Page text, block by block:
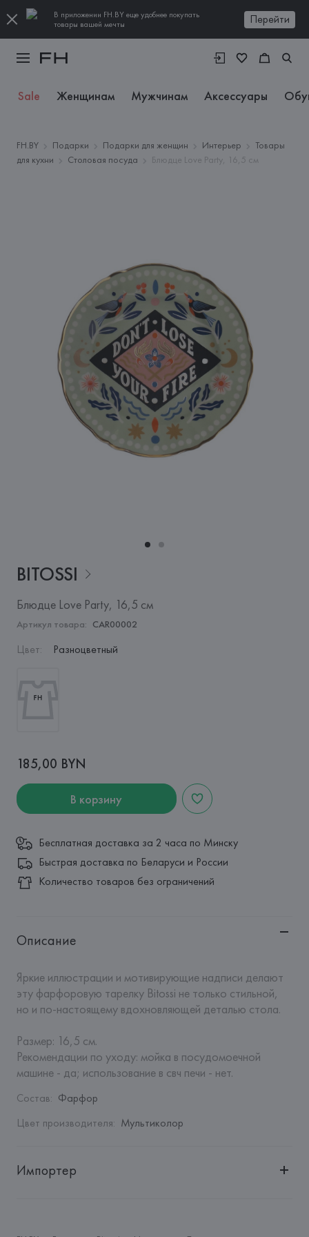
В приложении FH.BY еще удобнее покупать
товары вашей мечты
Перейти
Sale Женщинам Мужчинам Аксессуары
FH.BY Подарки Подарки для женщин Интерьер
Товары
для кухни
Столовая посуда Блюдце Love Party, 16,5 см
BITOSSI
Блюдце Love Party, 16,5 см
Артикул товара: CAR00002
Цвет: Разноцветный
185,00 BYN
В корзину
Бесплатная доставка за 2 часа по Минску
Быстрая доставка по Беларуси и России
Количество товаров без ограничений
Описание
Яркие иллюстрации и мотивирующие надписи делают
эту фарфоровую тарелку Bitossi не только стильной,
но и по-настоящему вдохновляющей деталью стола.
Размер: 16,5 см.
Рекомендации по уходу: мойка в посудомоечной
машине - да; использование в свч печи - нет.
Состав: Фарфор
Цвет производителя: Мультиколор
Импортер